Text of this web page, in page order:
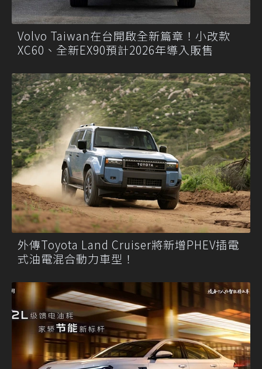
Volvo Taiwan在台開啟全新篇章！小改款
XC60、全新EX90預計2026年導入販售
外傳Toyota Land Cruiser將新增PHEV插電
式油電混合動力車型！